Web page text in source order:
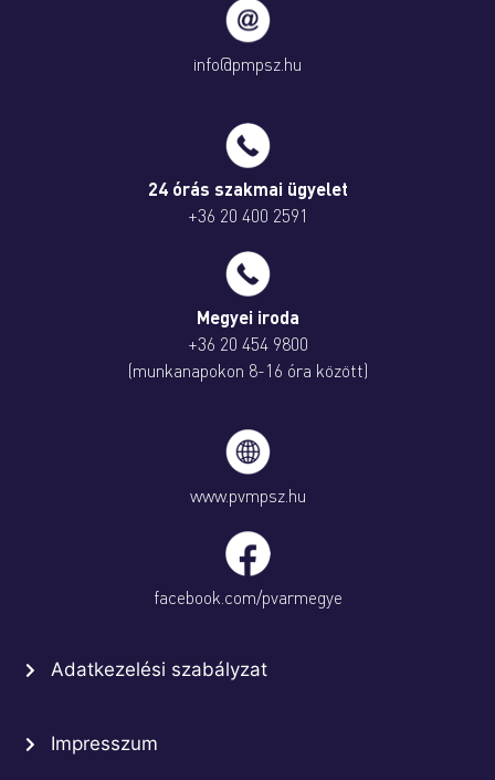
info@pmpsz.hu
24 órás szakmai ügyelet
+36 20 400 2591
Megyei iroda
+36 20 454 9800
(munkanapokon 8-16 óra között)
www.pvmpsz.hu
facebook.com/pvarmegye
Adatkezelési szabályzat
Impresszum